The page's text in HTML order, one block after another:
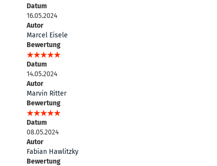
Datum
16.05.2024
Autor
Marcel Eisele
Bewertung
Datum
14.05.2024
Autor
Marvin Ritter
Bewertung
Datum
08.05.2024
Autor
Fabian Hawlitzky
Bewertung